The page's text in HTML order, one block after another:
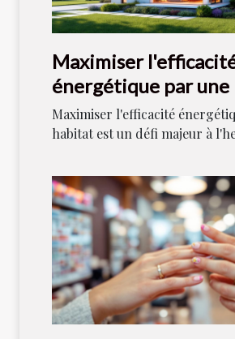
Maximiser
énergétique par
optimale ?
Maximiser l'efficacité
habitat est un défi majeur à